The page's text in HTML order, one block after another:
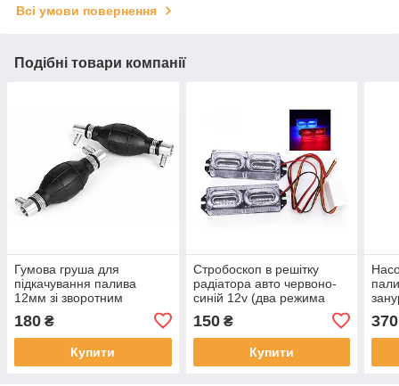
Всі умови повернення
Подібні товари компанії
Гумова груша для
підкачування палива
12мм зі зворотним
клапаном (кутові штуцери)
180 ₴
Купити
Стробоскоп в решітку
радіатора авто червоно-
синій 12v (два режима
150₴
Купити
370